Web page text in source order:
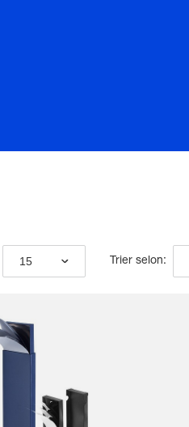
15 Trier selon: